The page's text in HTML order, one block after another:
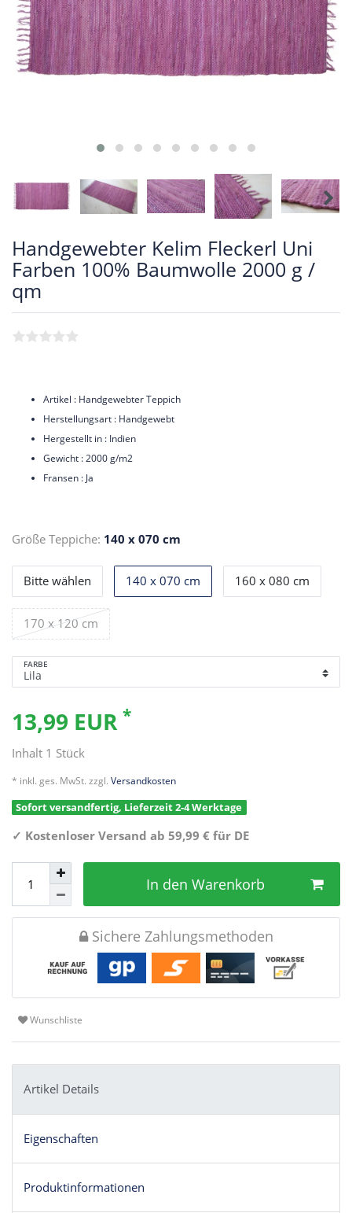
Handgewebter Kelim Fleckerl Uni
Farben 100% Baumwolle 2000 g /
qm
Artikel : Handgewebter Teppich
Herstellungsart : Handgewebt
Hergestellt in : Indien
Gewicht : 2000 g/m2
Fransen : Ja
Größe Teppiche: 140 x 070 cm
Bitte wählen 140 x 070 cm 160 x 080 cm
170 x 120 cm
FARBE
13,99 EUR *
Inhalt 1 Stück
* inkl. ges. MwSt. zzgl. Versandkosten
Sofort versandfertig, Lieferzeit 2-4 Werktage
✓ Kostenloser Versand ab 59,99 € für DE
In den Warenkorb
Sichere Zahlungsmethoden
Wunschliste
Artikel Details
Eigenschaften
Produktinformationen